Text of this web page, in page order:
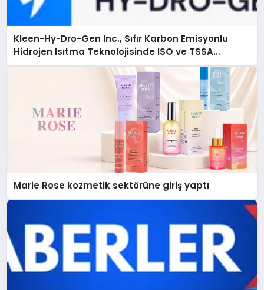
Kleen-Hy-Dro-Gen Inc., Sıfır Karbon Emisyonlu
Hidrojen Isıtma Teknolojisinde ISO ve TSSA
Düzenleyici Onaylarını Aldı
Marie Rose kozmetik sektörüne giriş yaptı